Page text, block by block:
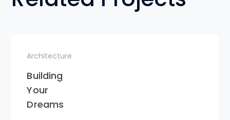
Architecture
Building
Your
Dreams